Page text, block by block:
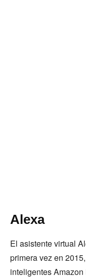
Alexa
El asistente virtual
primera vez en
inteligentes